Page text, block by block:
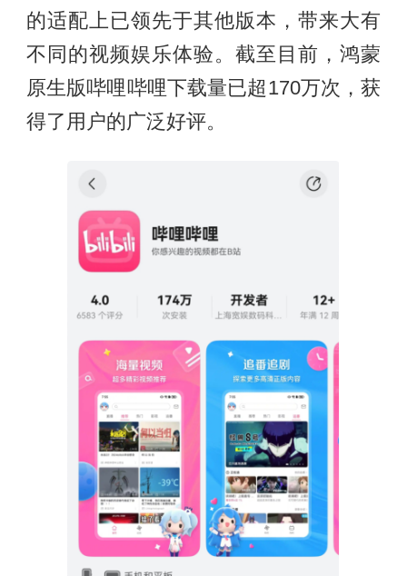
的适配上已领先于其他版本，带来大有
不同的视频娱乐体验。截至目前，鸿蒙
原生版哔哩哔哩下载量已超170万次，获
得了用户的广泛好评。